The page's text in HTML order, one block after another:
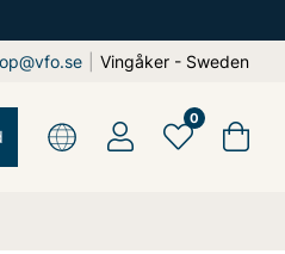
Vingåker - Sweden
0